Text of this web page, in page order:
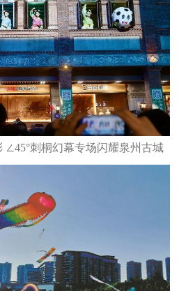
∠45°刺桐幻幕专场闪耀泉州古城